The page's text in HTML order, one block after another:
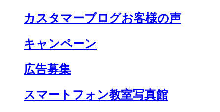
カスタマーブログお客様の声
キャンペーン
広告募集
スマートフォン教室写真館